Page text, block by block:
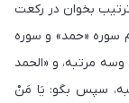
ترتيب بخوان در ركعت
سوره «حمد» و سوره
مرتبه، و «الحمد
سپس بگو: يَا مَنْ